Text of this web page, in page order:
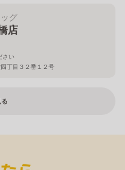
グ
店
さい
丁目３２番１２号